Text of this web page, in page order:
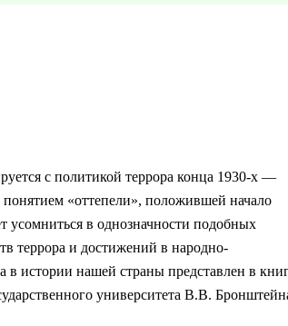
с политикой террора конца 1930-х —
«оттепели», положившей начало
усомниться в однозначности подобных
террора и достижений в народно-
истории нашей страны представлен в
университета В.В.